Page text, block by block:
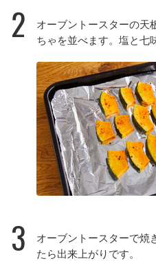
2
オーブントースターの天
ちゃを並べます。塩と七
3
オーブントースターで焼
たら出来上がりです。